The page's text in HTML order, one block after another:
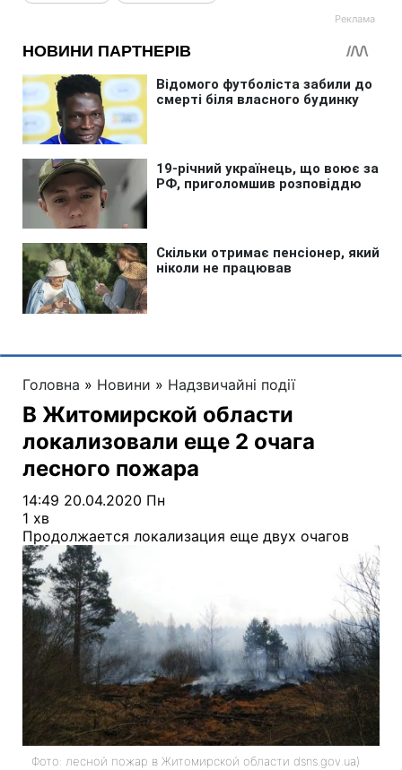
Головна » Новини » Надзвичайні події
В Житомирской области
локализовали еще 2 очага
лесного пожара
14:49 20.04.2020 Пн
1 хв
Продолжается локализация еще двух очагов
Фото: лесной пожар в Житомирской области dsns.gov.ua)